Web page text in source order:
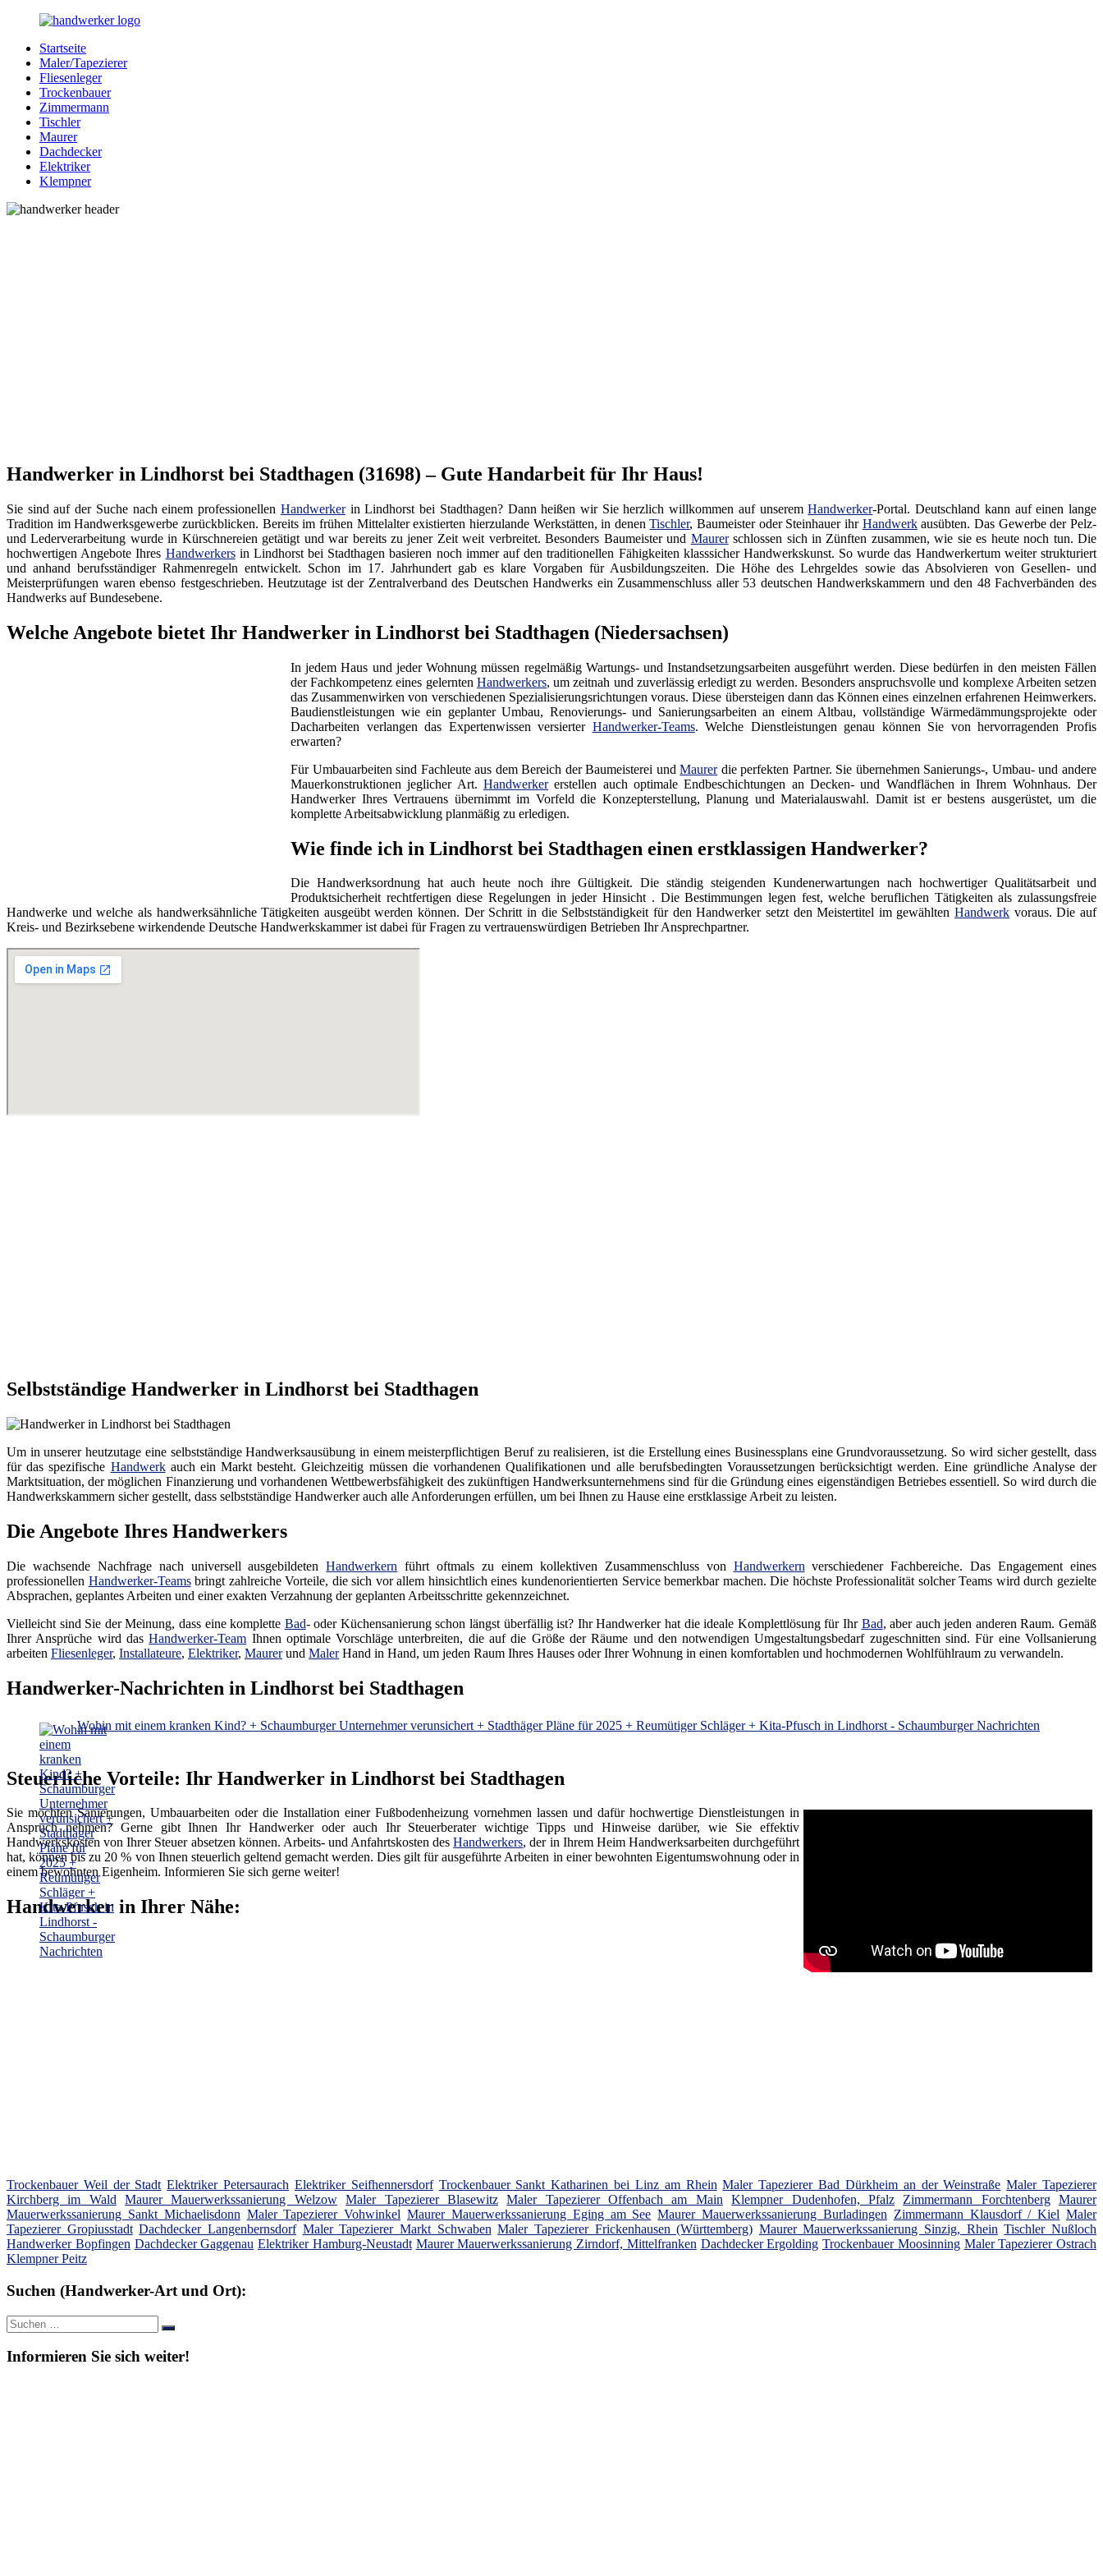
Zurück
Inhalt
Bessere-
Handwerker.de
Handwerker
Ihrer
Nähe
Startseite
Maler/Tapezierer
Fliesenleger
Trockenbauer
Zimmermann
Tischler
Maurer
Dachdecker
Elektriker
Klempner
Handwerker in Lindhorst bei Stadthagen (31698) – Gute Handarbeit für Ihr Haus!
Sie sind auf der Suche nach einem professionellen Handwerkerin Lindhorst bei Stadthagen? Dann heißen wir Sie herzlich willkommen auf unseremHandwerker-Portal. Deutschland kann auf einen lange
Tradition im Handwerksgewerbe zurückblicken. Bereits im frühen Mittelalter existierten hierzulande Werkstätten, in denenTischler, Baumeister oder Steinhauer ihr Handwerkausübten. Das Gewerbe der Pelz-
und Lederverarbeitung wurde in Kürschnereien getätigt und war bereits zu jener Zeit weit verbreitet. Besonders Baumeister und Maurerschlossen sich in Zünften zusammen, wie sie es heute noch tun. Die
hochwertigen Angebote Ihres Handwerkersin Lindhorst bei Stadthagen basieren noch immer auf den traditionellen Fähigkeiten klasssicher Handwerkskunst. So wurde das Handwerkertum weiter strukturiert
und anhand berufsständiger Rahmenregeln entwickelt. Schon im 17. Jahrhundert gab es klare Vorgaben für Ausbildungszeiten. Die Höhe des Lehrgeldes sowie das Absolvieren von Gesellen- und
Meisterprüfungen waren ebenso festgeschrieben. Heutzutage ist der Zentralverband des Deutschen Handwerks ein Zusammenschluss aller 53 deutschen Handwerkskammern und den 48 Fachverbänden des
Handwerks auf Bundesebene.
Welche Angebote bietet Ihr Handwerker in Lindhorst bei Stadthagen (Niedersachsen)
In jedem Haus und jeder Wohnung müssen regelmäßig Wartungs- und Instandsetzungsarbeiten ausgeführt werden. Diese bedürfen in den meisten Fällen
der Fachkompetenz eines gelernten Handwerkers, um zeitnah und zuverlässig erledigt zu werden. Besonders anspruchsvolle und komplexe Arbeiten setzen
das Zusammenwirken von verschiedenen Spezialisierungsrichtungen voraus. Diese übersteigen dann das Können eines einzelnen erfahrenen Heimwerkers.
Baudienstleistungen wie ein geplanter Umbau, Renovierungs- und Sanierungsarbeiten an einem Altbau, vollständige Wärmedämmungsprojekte oder
Dacharbeiten verlangen das Expertenwissen versierter Handwerker-Teams. Welche Dienstleistungen genau können Sie von hervorragenden Profis
erwarten?
Für Umbauarbeiten sind Fachleute aus dem Bereich der Baumeisterei undMaurerdie perfekten Partner. Sie übernehmen Sanierungs-, Umbau- und andere
Mauerkonstruktionen jeglicher Art. Handwerkererstellen auch optimale Endbeschichtungen an Decken- und Wandflächen in Ihrem Wohnhaus. Der
Handwerker Ihres Vertrauens übernimmt im Vorfeld die Konzepterstellung, Planung und Materialauswahl. Damit ist er bestens ausgerüstet, um die
komplette Arbeitsabwicklung planmäßig zu erledigen.
Wie finde ich in Lindhorst bei Stadthagen einen erstklassigen Handwerker?
Die Handwerksordnung hat auch heute noch ihre Gültigkeit. Die ständig steigenden Kundenerwartungen nach hochwertiger Qualitätsarbeit und
Produktsicherheit rechtfertigen diese Regelungen in jeder Hinsicht . Die Bestimmungen legen fest, welche beruflichen Tätigkeiten als zulassungsfreie
Handwerke und welche als handwerksähnliche Tätigkeiten ausgeübt werden können. Der Schritt in die Selbstständigkeit für den Handwerker setzt den Meistertitel im gewähltenHandwerk voraus. Die auf
Kreis- und Bezirksebene wirkendende Deutsche Handwerkskammer ist dabei für Fragen zu vertrauenswürdigen Betrieben Ihr Ansprechpartner.
Selbstständige Handwerker in Lindhorst bei Stadthagen
Um in unserer heutzutage eine selbstständige Handwerksausübung in einem meisterpflichtigen Beruf zu realisieren, ist die Erstellung eines Businessplans eine Grundvoraussetzung. So wird sicher gestellt, dass
für das spezifische Handwerkauch ein Markt besteht. Gleichzeitig müssen die vorhandenen Qualifikationen und alle berufsbedingten Voraussetzungen berücksichtigt werden. Eine gründliche Analyse der
Marktsituation, der möglichen Finanzierung und vorhandenen Wettbewerbsfähigkeit des zukünftigen Handwerksunternehmens sind für die Gründung eines eigenständigen Betriebes essentiell. So wird durch die
Handwerkskammern sicher gestellt, dass selbstständige Handwerker auch alle Anforderungen erfüllen, um bei Ihnen zu Hause eine erstklassige Arbeit zu leisten.
Die Angebote Ihres Handwerkers
Die wachsende Nachfrage nach universell ausgebildetenHandwerkern führt oftmals zu einem kollektiven Zusammenschluss von Handwerkern verschiedener Fachbereiche. Das Engagement eines
professionellen Handwerker-Teamsbringt zahlreiche Vorteile, die sich vor allem hinsichtlich eines kundenorientierten Service bemerkbar machen. Die höchste Professionalität solcher Teams wird durch gezielte
Absprachen, geplantes Arbeiten und einer exakten Verzahnung der geplanten Arbeitsschritte gekennzeichnet.
Vielleicht sind Sie der Meinung, dass eine komplette Bad- oder Küchensanierung schon längst überfällig ist? Ihr Handwerker hat die ideale Komplettlösung für Ihr Bad, aber auch jeden anderen Raum. Gemäß
Ihrer Ansprüche wird dasHandwerker-Team Ihnen optimale Vorschläge unterbreiten, die auf die Größe der Räume und den notwendigen Umgestaltungsbedarf zugeschnitten sind. Für eine Vollsanierung
arbeiten Fliesenleger, Installateure, Elektriker, Maurerund MalerHand in Hand, um jeden Raum Ihres Hauses oder Ihrer Wohnung in einen komfortablen und hochmodernen Wohlfühlraum zu verwandeln.
Handwerker-Nachrichten in Lindhorst bei Stadthagen
Wohin mit einem kranken Kind? + Schaumburger Unternehmer verunsichert + Stadthäger Pläne für 2025 + Reumütiger Schläger + Kita-Pfusch in Lindhorst - Schaumburger Nachrichten
Steuerliche Vorteile: Ihr Handwerker in Lindhorst bei Stadthagen
Sie möchten Sanierungen, Umbauarbeiten oder die Installation einer Fußbodenheizung vornehmen lassen und dafür hochwertige Dienstleistungen in
Anspruch nehmen? Gerne gibt Ihnen Ihr Handwerker oder auch Ihr Steuerberater wichtige Tipps und Hinweise darüber, wie Sie effektiv
Handwerkskosten von Ihrer Steuer absetzen können. Arbeits- und Anfahrtskosten desHandwerkers, der in Ihrem Heim Handwerksarbeiten durchgeführt
hat, können bis zu 20 % von Ihnen steuerlich geltend gemacht werden. Dies gilt für ausgeführte Arbeiten in einer bewohnten Eigentumswohnung oder in
einem bewohnten Eigenheim. Informieren Sie sich gerne weiter!
Handwerker in Ihrer Nähe:
Trockenbauer Weil der Stadt Elektriker Petersaurach Elektriker Seifhennersdorf Trockenbauer Sankt Katharinen bei Linz am Rhein Maler Tapezierer Bad Dürkheim an der Weinstraße Maler Tapezierer
Kirchberg im Wald
Maurer Mauerwerkssanierung Welzow Maler Tapezierer Blasewitz Maler Tapezierer Offenbach am Main Klempner Dudenhofen, Pfalz Zimmermann Forchtenberg
Maurer
Mauerwerkssanierung Sankt Michaelisdonn Maler Tapezierer Vohwinkel Maurer Mauerwerkssanierung Eging am See Maurer Mauerwerkssanierung Burladingen Zimmermann Klausdorf / Kiel Maler
Tapezierer Gropiusstadt Dachdecker Langenbernsdorf Maler Tapezierer Markt Schwaben Maler Tapezierer Frickenhausen (Württemberg) Maurer Mauerwerkssanierung Sinzig, Rhein Tischler Nußloch
Handwerker Bopfingen Dachdecker Gaggenau Elektriker Hamburg-Neustadt Maurer Mauerwerkssanierung Zirndorf, Mittelfranken Dachdecker Ergolding Trockenbauer Moosinning Maler Tapezierer Ostrach
Klempner Peitz
Suchen (Handwerker-Art und Ort):
Suche
nach:
Suchen
Informieren Sie sich weiter!